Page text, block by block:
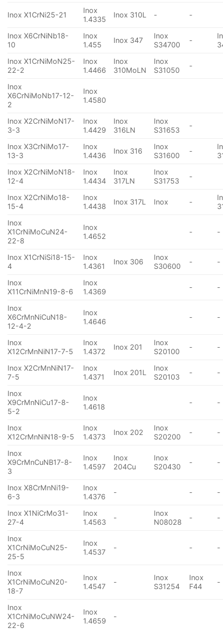
Inox X1CrNi25-21
Inox
1.4335
Inox 310L - -
Inox X6CrNiNb18-
10
Inox
1.455
Inox 347
Inox
S34700
-
Inox X1CrNiMoN25-
22-2
Inox
1.4466
Inox
310MoLN
Inox
S31050
-
Inox
X6CrNiMoNb17-12-
2
Inox
1.4580
Inox X2CrNiMoN17-
3-3
Inox
1.4429
Inox
316LN
Inox
S31653
-
Inox X3CrNiMo17-
13-3
Inox
1.4436
Inox 316
Inox
S31600
-
Inox X2CrNiMoN18-
12-4
Inox
1.4434
Inox
317LN
Inox
S31753
-
Inox X2CrNiMo18-
15-4
Inox
1.4438
Inox 317L Inox -
Inox
X1CrNiMoCuN24-
22-8
Inox
1.4652
- -
Inox X1CrNiSi18-15-
4
Inox
1.4361
Inox 306
Inox
S30600
- -
Inox
X11CrNiMnN19-8-6
Inox
1.4369
- -
Inox
X6CrMnNiCuN18-
12-4-2
Inox
1.4646
- -
Inox
X12CrMnNiN17-7-5
Inox
1.4372
Inox 201
Inox
S20100
- -
Inox X2CrMnNiN17-
7-5
Inox
1.4371
Inox 201L
Inox
S20103
- -
Inox
X9CrMnNiCu17-8-
5-2
Inox
1.4618
- -
Inox
X12CrMnNiN18-9-5
Inox
1.4373
Inox 202
Inox
S20200
- -
Inox
X9CrMnCuNB17-8-
3
Inox
1.4597
Inox
204Cu
Inox
S20430
- -
Inox X8CrMnNi19-
6-3
Inox
1.4376
- - -
Inox X1NiCrMo31-
27-4
Inox
1.4563
-
Inox
N08028
- -
Inox
X1CrNiMoCuN25-
25-5
Inox
1.4537
- - -
Inox
X1CrNiMoCuN20-
18-7
Inox
1.4547
-
Inox
S31254
Inox
F44
-
Inox
X1CrNiMoCuNW24-
22-6
Inox
1.4659
-